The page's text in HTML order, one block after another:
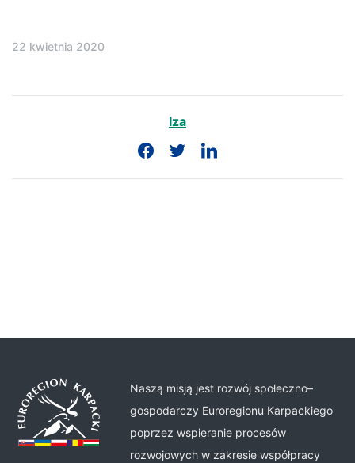
22 kwietnia 2020
Iza
Naszą misją jest rozwój społeczno–
gospodarczy Euroregionu Karpackiego
poprzez wspieranie procesów
rozwojowych w zakresie współpracy